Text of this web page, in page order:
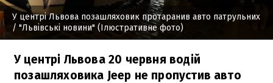
У центрі Львова позашляховик протаранив авто патрульних
/ "Львівські новини" (Ілюстративне фото)
У центрі Львова 20 червня водій
позашляховика Jeep не пропустив авто